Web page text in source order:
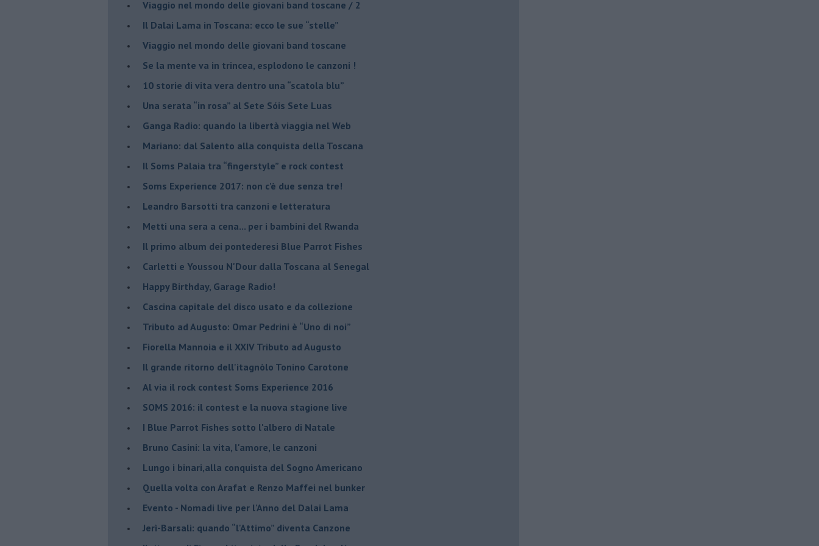
​Viaggio nel mondo delle giovani band toscane / 2
Il Dalai Lama in Toscana: ecco le sue “stelle”
Viaggio nel mondo delle giovani band toscane
Se la mente va in trincea, esplodono le canzoni !
​10 storie di vita vera dentro una “scatola blu”
​Una serata “in rosa” al Sete Sóis Sete Luas
Ganga Radio: quando la libertà viaggia nel Web
Mariano: dal Salento alla conquista della Toscana
​Il Soms Palaia tra “fingerstyle” e rock contest
Soms Experience 2017: non c'è due senza tre!
​Leandro Barsotti tra canzoni e letteratura
​Metti una sera a cena... per i bambini del Rwanda
​Il primo album dei pontederesi Blue Parrot Fishes
Carletti e Youssou N'Dour dalla Toscana al Senegal
Happy Birthday, Garage Radio!
​Cascina capitale del disco usato e da collezione
Tributo ad Augusto: Omar Pedrini è “Uno di noi”
​Fiorella Mannoia e il XXIV Tributo ad Augusto
Il grande ritorno dell'itagnòlo Tonino Carotone
​Al via il rock contest Soms Experience 2016
​SOMS 2016: il contest e la nuova stagione live
I Blue Parrot Fishes sotto l'albero di Natale
Bruno Casini: la vita, l'amore, le canzoni
​Lungo i binari,alla conquista del Sogno Americano
​Quella volta con Arafat e Renzo Maffei nel bunker
​Evento - Nomadi live per l'Anno del Dalai Lama
Jerì-Barsali: quando “l'Attimo” diventa Canzone